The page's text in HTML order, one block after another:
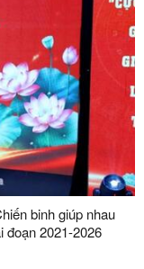
binh giúp nhau
đoạn 2021-2026